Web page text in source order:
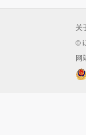
关
©
网